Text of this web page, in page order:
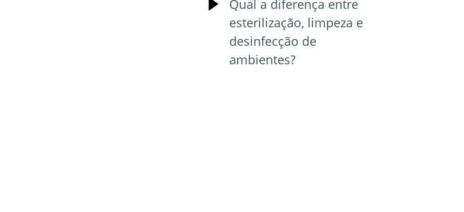
Qual a diferença entre
esterilização, limpeza e
desinfecção de
ambientes?